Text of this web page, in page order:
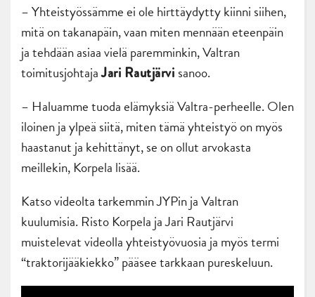
– Yhteistyössämme ei ole hirttäydytty kiinni siihen,
mitä on takanapäin, vaan miten mennään eteenpäin
ja tehdään asiaa vielä paremminkin, Valtran
toimitusjohtajaJari Rautjärvi sanoo.
– Haluamme tuoda elämyksiä Valtra-perheelle. Olen
iloinen ja ylpeä siitä, miten tämä yhteistyö on myös
haastanut ja kehittänyt, se on ollut arvokasta
meillekin, Korpela lisää.
Katso videolta tarkemmin JYPin ja Valtran
kuulumisia. Risto Korpela ja Jari Rautjärvi
muistelevat videolla yhteistyövuosia ja myös termi
“traktorijääkiekko” pääsee tarkkaan pureskeluun.